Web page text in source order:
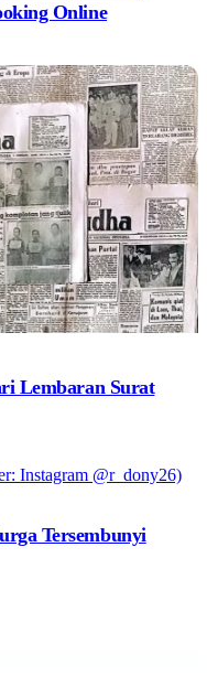
Online
Lembaran Surat
Tersembunyi